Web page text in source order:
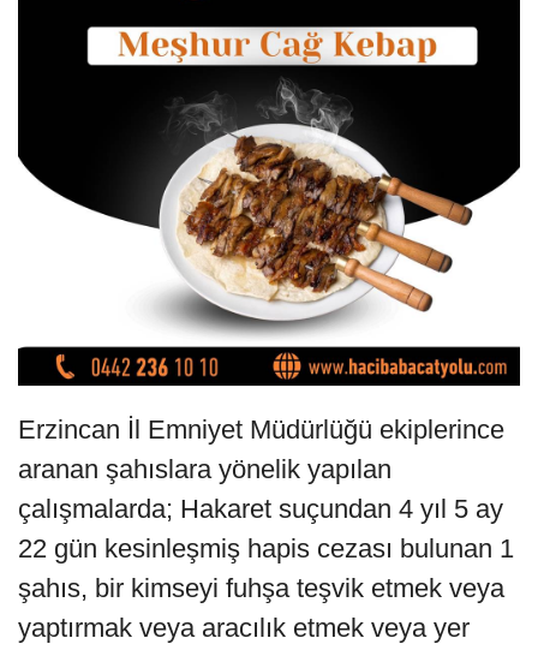
Erzincan İl Emniyet Müdürlüğü ekiplerince
aranan şahıslara yönelik yapılan
çalışmalarda; Hakaret suçundan 4 yıl 5 ay
22 gün kesinleşmiş hapis cezası bulunan 1
şahıs, bir kimseyi fuhşa teşvik etmek veya
yaptırmak veya aracılık etmek veya yer